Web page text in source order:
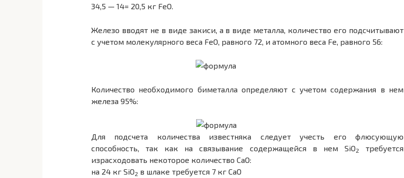
34,5 — 14= 20,5 кг FeO.
Железо вводят не в виде закиси, а в виде металла, количество его подсчитывают
с учетом молекулярного веса FeO, равного 72, и атомного веса Fe, равного 56:
Количество необходимого биметалла определяют с учетом содержания в нем
железа 95%:
Для подсчета количества известняка следует учесть его флюсующую
способность, так как на связывание содержащейся в нем SiO2
требуется
израсходовать некоторое количество СаО:
на 24 кг SiO2 в шлаке требуется 7 кг СаО